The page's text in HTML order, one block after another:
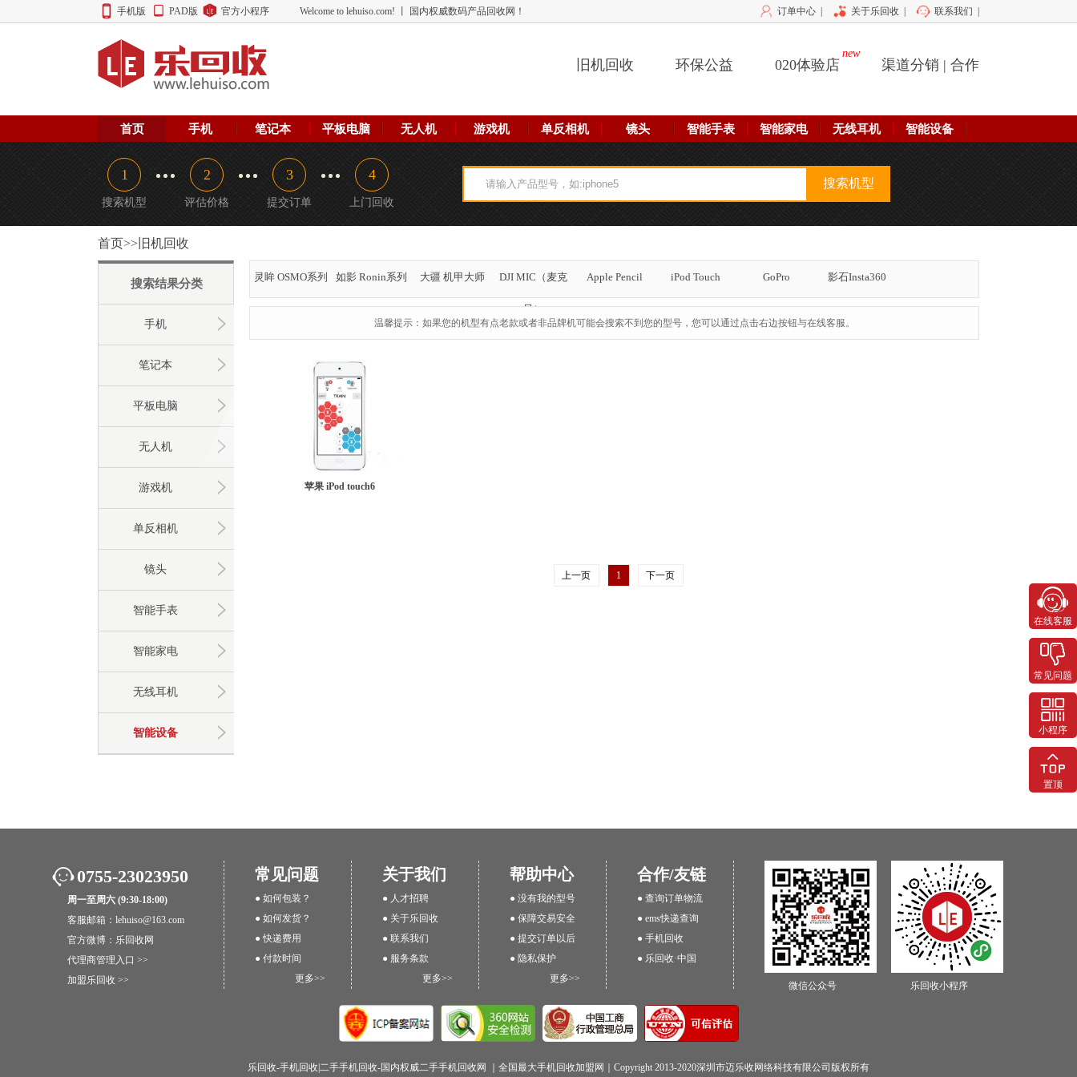
手机版 PAD版 官方小程序 Welcome to lehuiso.com! 丨 国内权威数码产品回收网！ 联系我们
关于乐回收
订单中心
旧机回收 环保公益 020体验店
new
渠道分销 | 合作
首页 手机 笔记本 平板电脑 无人机 游戏机 单反相机 镜头 智能手表 智能家电 无线耳机 智能设备
1
搜索机型
2
评估价格
3
提交订单
4
上门回收
首页>>旧机回收
搜索结果分类
手机
笔记本
平板电脑
无人机
游戏机
单反相机
镜头
智能手表
智能家电
无线耳机
智能设备
灵眸 OSMO系列 如影 Ronin系列 大疆 机甲大师 DJI MIC（麦克
风）
Apple Pencil iPod Touch GoPro 影石Insta360
温馨提示：如果您的机型有点老款或者非品牌机可能会搜索不到您的型号，您可以通过点击右边按钮与在线客服。
苹果 iPod touch6
上一页 1 下一页
0755-23023950
周一至周六 (9:30-18:00)
客服邮箱：lehuiso@163.com
官方微博： 乐回收网
代理商管理入口 >>
加盟乐回收 >>
常见问题
● 如何包装？
● 如何发货？
● 快递费用
● 付款时间
更多>>
关于我们
● 人才招聘
● 关于乐回收
● 联系我们
● 服务条款
更多>>
帮助中心
● 没有我的型号
● 保障交易安全
● 提交订单以后
● 隐私保护
更多>>
合作/友链
● 查询订单物流
● ems快递查询
● 手机回收
● 乐回收·中国
微信公众号 乐回收小程序
乐回收-手机回收|二手手机回收-国内权威二手手机回收网 ｜全国最大手机回收加盟网｜Copyright 2013-2020深圳市迈乐收网络科技有限公司版权所有
在线客服
常见问题
小程序
置顶